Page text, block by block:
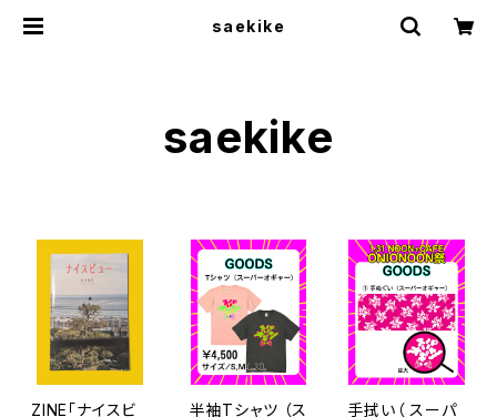
saekike
saekike
ZINE「ナイスビ
半袖Tシャツ （ス
手拭い（ スーパ